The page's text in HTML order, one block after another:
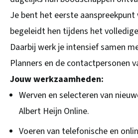
Je bent het eerste
begeleidt hen tijdens het
Daarbij werk je intensief samen
Planners en de contactpersonen
Jouw werkzaamheden:
Werven en selecteren van
Albert Heijn Online.
Voeren van telefonische en